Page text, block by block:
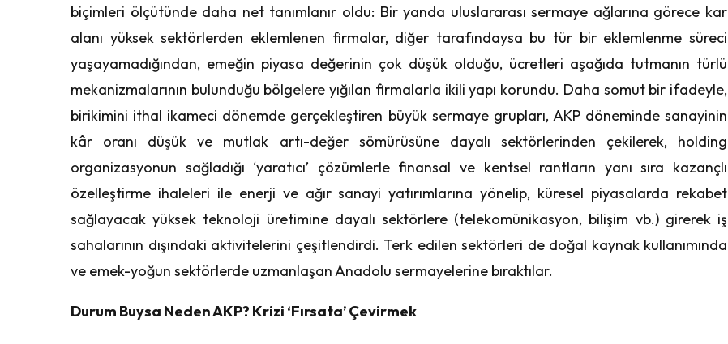
biçimleri ölçütünde daha net tanımlanır oldu: Bir yanda uluslararası sermaye ağlarına görece kar
alanı yüksek sektörlerden eklemlenen firmalar, diğer tarafındaysa bu tür bir eklemlenme süreci
yaşayamadığından, emeğin piyasa değerinin çok düşük olduğu, ücretleri aşağıda tutmanın türlü
mekanizmalarının bulunduğu bölgelere yığılan firmalarla ikili yapı korundu. Daha somut bir ifadeyle,
birikimini ithal ikameci dönemde gerçekleştiren büyük sermaye grupları, AKP döneminde sanayinin
kâr oranı düşük ve mutlak artı-değer sömürüsüne dayalı sektörlerinden çekilerek, holding
organizasyonun sağladığı ‘yaratıcı’ çözümlerle finansal ve kentsel rantların yanı sıra kazançlı
özelleştirme ihaleleri ile enerji ve ağır sanayi yatırımlarına yönelip, küresel piyasalarda rekabet
sağlayacak yüksek teknoloji üretimine dayalı sektörlere (telekomünikasyon, bilişim vb.) girerek iş
sahalarının dışındaki aktivitelerini çeşitlendirdi. Terk edilen sektörleri de doğal kaynak kullanımında
ve emek-yoğun sektörlerde uzmanlaşan Anadolu sermayelerine bıraktılar.
Durum Buysa Neden AKP? Krizi ‘Fırsata’ Çevirmek